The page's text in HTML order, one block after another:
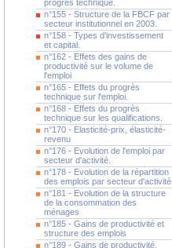
progrès technique.
n°155 - Structure de la FBCF par
secteur institutionnel en 2003.
n°158 - Types d'investissement
et capital.
n°162 - Effets des gains de
productivité sur le volume de
l'emploi
n°165 - Effets du progrès
technique sur l'emploi.
n°168 - Effets du progrès
technique sur les qualifications.
n°170 - Elasticité-prix, élasticité-
revenu
n°176 - Evolution de l'emploi par
secteur d'activité.
n°178 - Evolution de la répartition
des emplois par secteur d'activité
n°181 - Evolution de la structure
de la consommation des
ménages
n°185 - Gains de productivité et
structure des emplois
n°189 - Gains de productivité,